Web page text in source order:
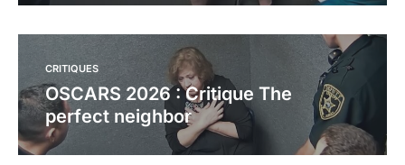
Load More
CRITIQUES
OSCARS 2026 : Critique The
perfect neighbor